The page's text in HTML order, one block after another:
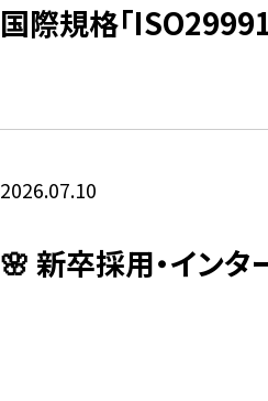
国際規格「
2026.07.10
🌸 新卒採用・インタ